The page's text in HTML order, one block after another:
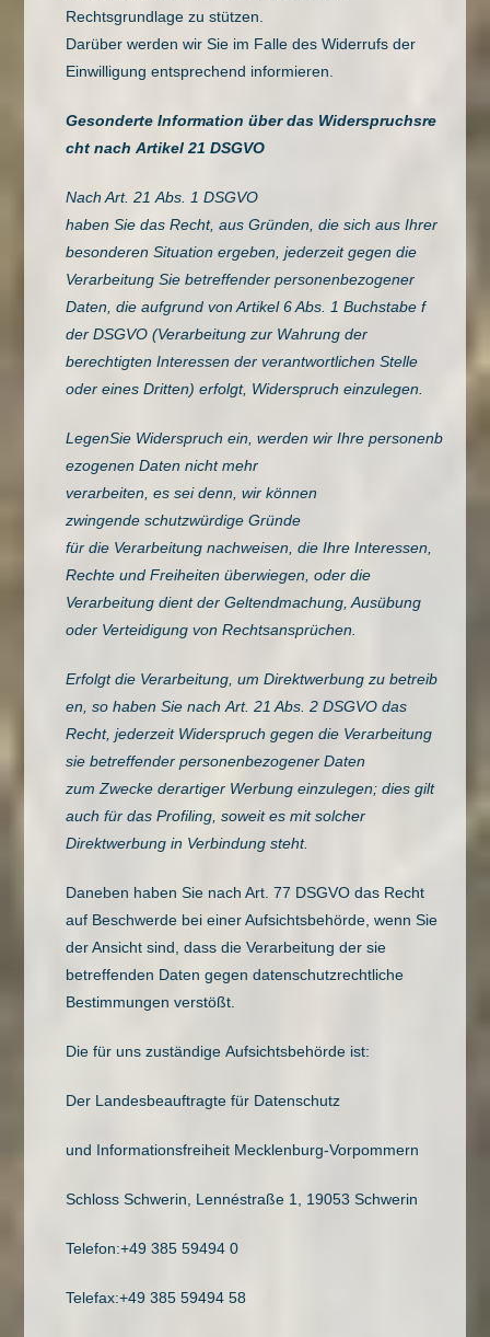
Rechtsgrundlage zu stützen.
Darüber werden wir Sie im Falle des Widerrufs der
Einwilligung entsprechend informieren.
Gesonderte Information über das Widerspruchsre
cht nach Artikel 21 DSGVO
Nach Art. 21 Abs. 1 DSGVO
haben Sie das Recht, aus Gründen, die sich aus Ihrer
besonderen Situation ergeben, jederzeit gegen die
Verarbeitung Sie betreffender personenbezogener
Daten, die aufgrund von Artikel 6 Abs. 1 Buchstabe f
der DSGVO (Verarbeitung zur Wahrung der
berechtigten Interessen der verantwortlichen Stelle
oder eines Dritten) erfolgt, Widerspruch einzulegen.
LegenSie Widerspruch ein, werden wir Ihre personenb
ezogenen Daten nicht mehr
verarbeiten, es sei denn, wir können
zwingende schutzwürdige Gründe
für die Verarbeitung nachweisen, die Ihre Interessen,
Rechte und Freiheiten überwiegen, oder die
Verarbeitung dient der Geltendmachung, Ausübung
oder Verteidigung von Rechtsansprüchen.
Erfolgt die Verarbeitung, um Direktwerbung zu betreib
en, so haben Sie nach Art. 21 Abs. 2 DSGVO das
Recht, jederzeit Widerspruch gegen die Verarbeitung
sie betreffender personenbezogener Daten
zum Zwecke derartiger Werbung einzulegen; dies gilt
auch für das Profiling, soweit es mit solcher
Direktwerbung in Verbindung steht.
Daneben haben Sie nach Art. 77 DSGVO das Recht
auf Beschwerde bei einer Aufsichtsbehörde, wenn Sie
der Ansicht sind, dass die Verarbeitung der sie
betreffenden Daten gegen datenschutzrechtliche
Bestimmungen verstößt.
Die für uns zuständige Aufsichtsbehörde ist:
Der Landesbeauftragte für Datenschutz
und Informationsfreiheit Mecklenburg-Vorpommern
Schloss Schwerin, Lennéstraße 1, 19053 Schwerin
Telefon:+49 385 59494 0
Telefax:+49 385 59494 58